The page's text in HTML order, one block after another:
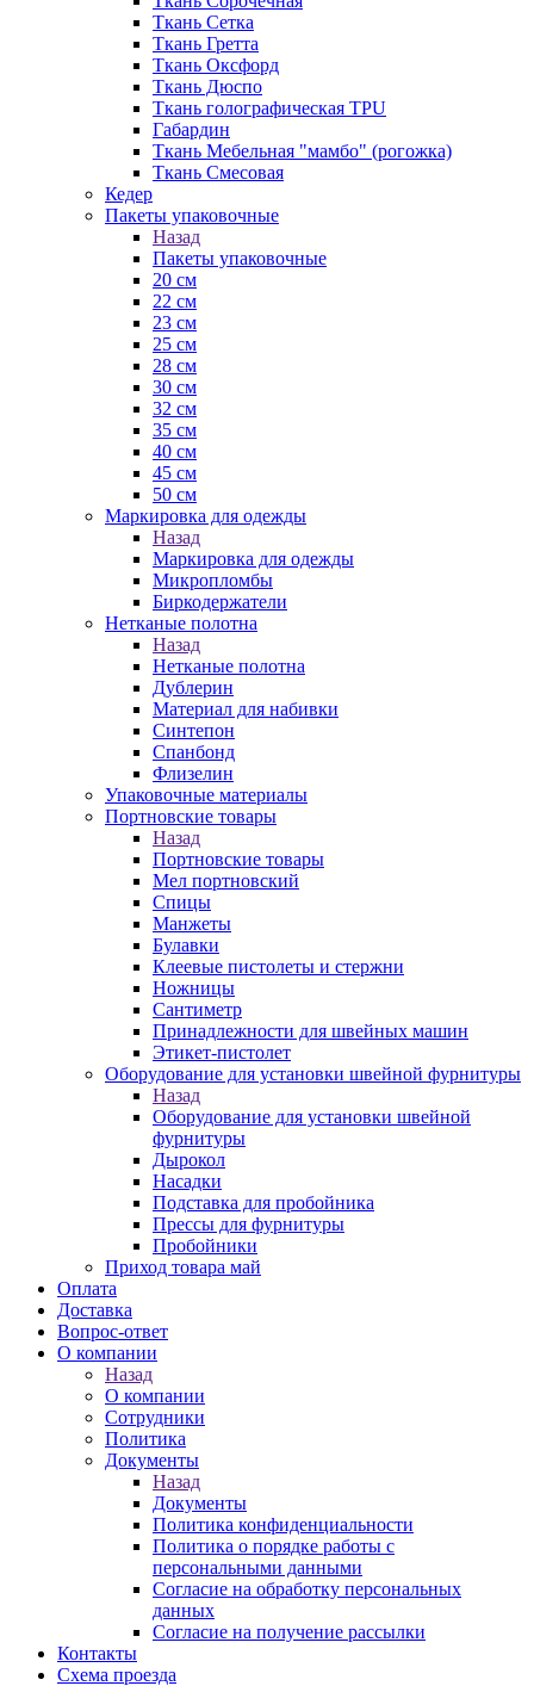
Ткань Сетка
Ткань Гретта
Ткань Оксфорд
Ткань Дюспо
Ткань голографическая TPU
Габардин
Ткань Мебельная "мамбо" (рогожка)
Ткань Смесовая
Кедер
Пакеты упаковочные
Назад
Пакеты упаковочные
20 см
22 см
23 см
25 см
28 см
30 см
32 см
35 см
40 см
45 см
50 см
Маркировка для одежды
Назад
Маркировка для одежды
Микропломбы
Биркодержатели
Нетканые полотна
Назад
Нетканые полотна
Дублерин
Материал для набивки
Синтепон
Спанбонд
Флизелин
Упаковочные материалы
Портновские товары
Назад
Портновские товары
Мел портновский
Спицы
Манжеты
Булавки
Клеевые пистолеты и стержни
Ножницы
Сантиметр
Принадлежности для швейных машин
Этикет-пистолет
Оборудование для установки швейной фурнитуры
Назад
Оборудование для установки швейной
фурнитуры
Дырокол
Насадки
Подставка для пробойника
Прессы для фурнитуры
Пробойники
Приход товара май
Оплата
Доставка
Вопрос-ответ
О компании
Назад
О компании
Сотрудники
Политика
Документы
Назад
Документы
Политика конфиденциальности
Политика о порядке работы с
персональными данными
Согласие на обработку персональных
данных
Согласие на получение рассылки
Контакты
Схема проезда